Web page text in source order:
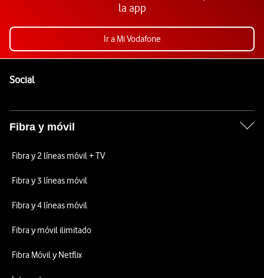
la app
Ir a Mi Vodafone
SocialEnlaces a las redes sociales de Vodafone
Fibra y móvil
Fibra y 2 líneas móvil + TV
Fibra y 3 líneas móvil
Fibra y 4 líneas móvil
Fibra y móvil ilimitado
Fibra Móvil y Netflix